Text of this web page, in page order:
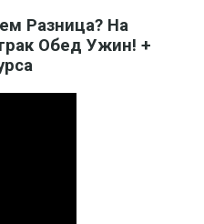
Разница? На
Обед Ужин! +